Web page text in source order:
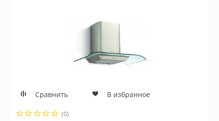
Сравнить В избранное
(0)